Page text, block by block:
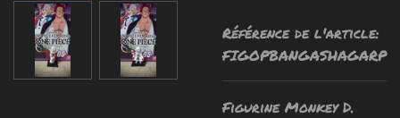
Référence de l'article:
FIGOPBANGASHAGARP
Figurine Monkey D.